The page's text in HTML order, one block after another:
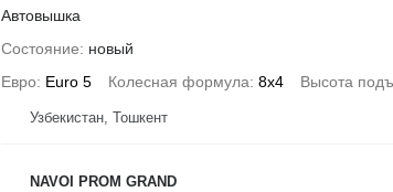
Автовышка
Состояние
новый
Евро
Euro 5 Колесная формула 8x4 Высота
Узбекистан, Тошкент
NAVOI PROM GRAND